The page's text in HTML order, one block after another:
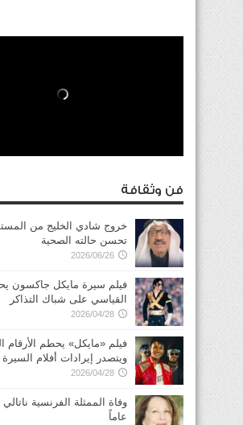
فن وثقافة
خروج شادي الخليج من
تحسن حالته الصحية
2026/06/26
فيلم سيرة مايكل جاكسون
القياسي على شباك التذاكر
2026/04/28
فيلم «مايكل» يحطم الأرقام
ويتصدر إيرادات أفلام السيرة
2026/04/28
عاماً